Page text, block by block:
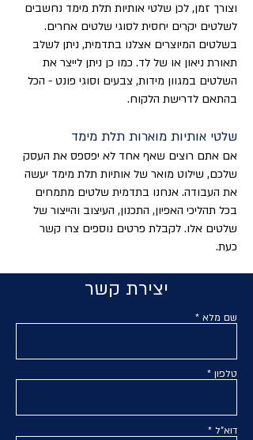
וצורך זמן, לכן שלטי אותיות תלת מימד נחשבים
לשלטים יקרים יחסית לסוגי שלטים אחרים.
בשלטים המיוצרים אצלנו בתדמית, ניתן לשלב
תאורת ניאון או של לד. כמו כן ניתן לייצר את
השלטים במגוון מידות, צבעים וסוגי פונט - הכל
בהתאם לדרישת הלקוח.
שלטי אותיות מוארות תלת מימד
אם אתם רוצים שאף אחד לא יפספס את העסק
שלכם, שילוט מואר של אותיות תלת מימד יעשה
את העבודה. אנחנו בתדמית שלטים מתמחים
בכל תהליכי האפיון, התכנון, העיצוב והייצור של
שלטים אלו. לקבלת פרטים נוספים צרו קשר
כעת.
יצירת קשר
שם מלא
טלפון
דוא"ל